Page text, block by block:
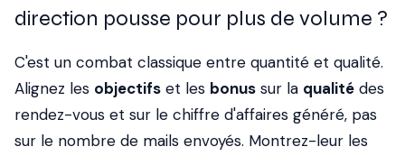
direction pousse pour plus de volume ?
C'est un combat classique entre quantité et qualité.
Alignez les objectifs et les bonus sur la qualité des
rendez-vous et sur le chiffre d'affaires généré, pas
sur le nombre de mails envoyés. Montrez-leur les